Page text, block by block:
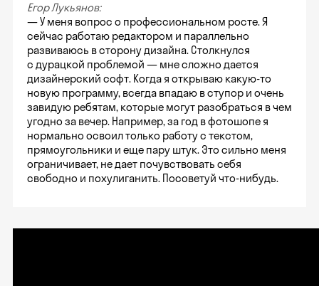
Егор Лукьянов:
— У меня вопрос о профессиональном росте. Я
сейчас работаю редактором и параллельно
развиваюсь в сторону дизайна. Столкнулся
с дурацкой проблемой — мне сложно дается
дизайнерский софт. Когда я открываю какую-то
новую программу, всегда впадаю в ступор и очень
завидую ребятам, которые могут разобраться в чем
угодно за вечер. Например, за год в фотошопе я
нормально освоил только работу с текстом,
прямоугольники и еще пару штук. Это сильно меня
ограничивает, не дает почувствовать себя
свободно и похулиганить. Посоветуй что-нибудь.